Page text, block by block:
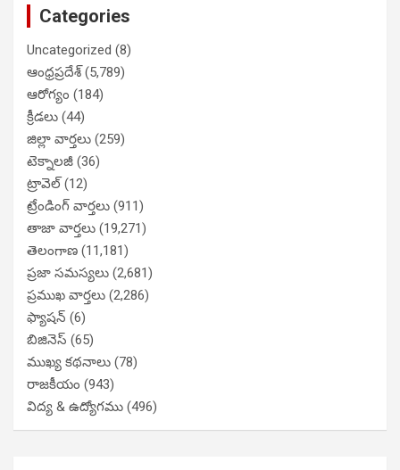
Categories
Uncategorized (8)
ఆంధ్రప్రదేశ్(5,789)
ఆరోగ్యం (184)
క్రీడలు (44)
జిల్లా వార్తలు (259)
టెక్నాలజీ (36)
ట్రావెల్(12)
ట్రేండింగ్ వార్తలు (911)
తాజా వార్తలు (19,271)
తెలంగాణ (11,181)
ప్రజా సమస్యలు (2,681)
ప్రముఖ వార్తలు (2,286)
ఫ్యాషన్ (6)
బిజినెస్ (65)
ముఖ్య కథనాలు (78)
రాజకీయం (943)
విద్య & ఉద్యోగము (496)